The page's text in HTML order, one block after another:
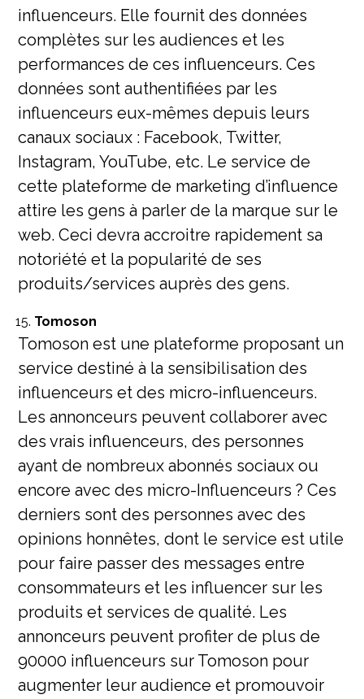
influenceurs. Elle fournit des données
complètes sur les audiences et les
performances de ces influenceurs. Ces
données sont authentifiées par les
influenceurs eux-mêmes depuis leurs
canaux sociaux : Facebook, Twitter,
Instagram, YouTube, etc. Le service de
cette plateforme de marketing d’influence
attire les gens à parler de la marque sur le
web. Ceci devra accroitre rapidement sa
notoriété et la popularité de ses
produits/services auprès des gens.
Tomoson
Tomoson est une plateforme proposant un
service destiné à la sensibilisation des
influenceurs et des micro-influenceurs.
Les annonceurs peuvent collaborer avec
des vrais influenceurs, des personnes
ayant de nombreux abonnés sociaux ou
encore avec des micro-Influenceurs ? Ces
derniers sont des personnes avec des
opinions honnêtes, dont le service est utile
pour faire passer des messages entre
consommateurs et les influencer sur les
produits et services de qualité. Les
annonceurs peuvent profiter de plus de
90000 influenceurs sur Tomoson pour
augmenter leur audience et promouvoir